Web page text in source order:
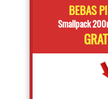
BEBAS
Smallpack